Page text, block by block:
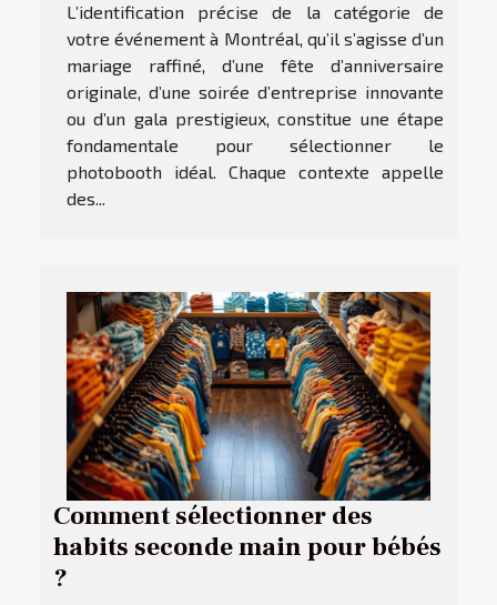
L’identification précise de la catégorie de
votre événement à Montréal, qu’il s’agisse d’un
mariage raffiné, d’une fête d’anniversaire
originale, d’une soirée d’entreprise innovante
ou d’un gala prestigieux, constitue une étape
fondamentale pour sélectionner le
photobooth idéal. Chaque contexte appelle
des...
Comment sélectionner des
habits seconde main pour bébés
?